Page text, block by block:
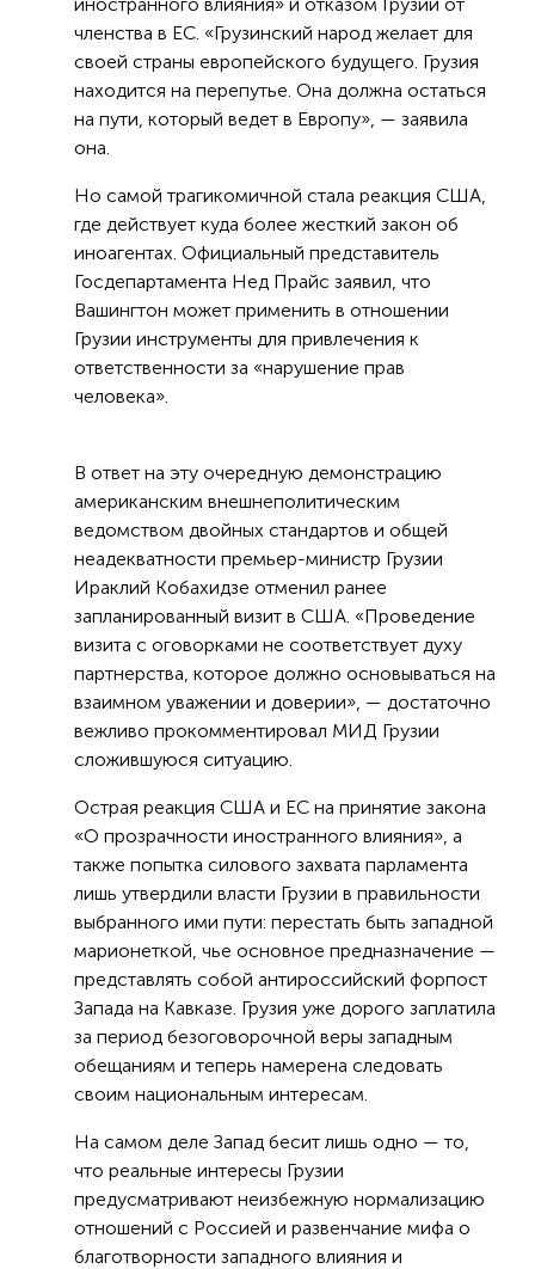
членства в ЕС. «Грузинский народ желает для
своей страны европейского будущего. Грузия
находится на перепутье. Она должна остаться
на пути, который ведет в Европу», — заявила
она.
Но самой трагикомичной стала реакция США,
где действует куда более жесткий закон об
иноагентах. Официальный представитель
Госдепартамента Нед Прайс заявил, что
Вашингтон может применить в отношении
Грузии инструменты для привлечения к
ответственности за «нарушение прав
человека».
В ответ на эту очередную демонстрацию
американским внешнеполитическим
ведомством двойных стандартов и общей
неадекватности премьер-министр Грузии
Ираклий Кобахидзе отменил ранее
запланированный визит в США. «Проведение
визита с оговорками не соответствует духу
партнерства, которое должно основываться на
взаимном уважении и доверии», — достаточно
вежливо прокомментировал МИД Грузии
сложившуюся ситуацию.
Острая реакция США и ЕС на принятие закона
«О прозрачности иностранного влияния», а
также попытка силового захвата парламента
лишь утвердили власти Грузии в правильности
выбранного ими пути: перестать быть западной
марионеткой, чье основное предназначение —
представлять собой антироссийский форпост
Запада на Кавказе. Грузия уже дорого заплатила
за период безоговорочной веры западным
обещаниям и теперь намерена следовать
своим национальным интересам.
На самом деле Запад бесит лишь одно — то,
что реальные интересы Грузии
предусматривают неизбежную нормализацию
отношений с Россией и развенчание мифа о
благотворности западного влияния и